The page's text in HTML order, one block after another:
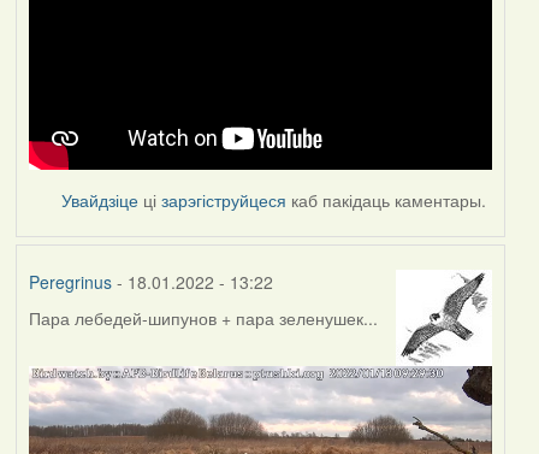
Увайдзіце цізарэгіструйцеся каб пакідаць каментары.
Peregrinus- 18.01.2022 - 13:22
Пара лебедей-шипунов + пара зеленушек...